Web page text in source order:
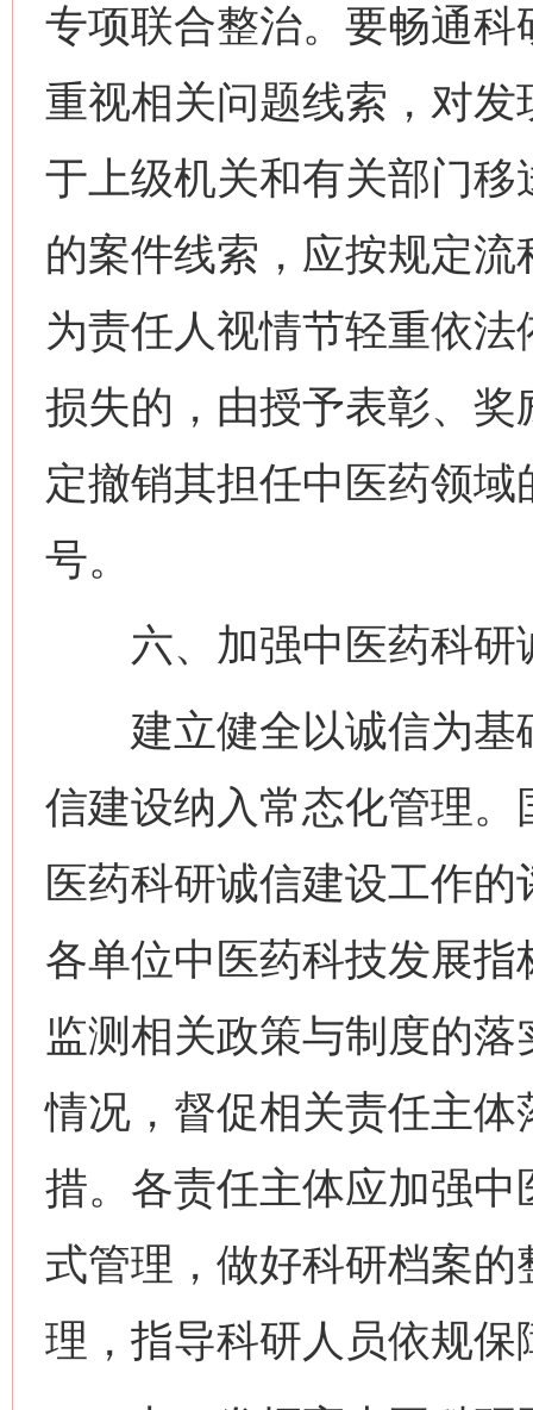
专项联合整治。要畅通
重视相关问题线索，对发
于上级机关和有关部门
的案件线索，应按规定
为责任人视情节轻重依
损失的，由授予表彰、
定撤销其担任中医药领
号。
六、加强中医药科研
建立健全以诚信为基
信建设纳入常态化管理
医药科研诚信建设工作
各单位中医药科技发展
监测相关政策与制度的
情况，督促相关责任主
措。各责任主体应加强
式管理，做好科研档案
理，指导科研人员依规保